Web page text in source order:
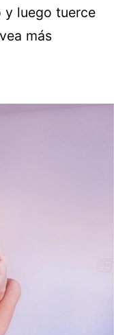
y luego tuerce
más